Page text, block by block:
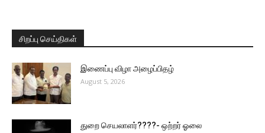
சிறப்பு செய்திகள்
இணைப்பு விழா அழைப்பிதழ்
August 5, 2026
துறை செயலாளர்????- ஒற்றர் ஓலை